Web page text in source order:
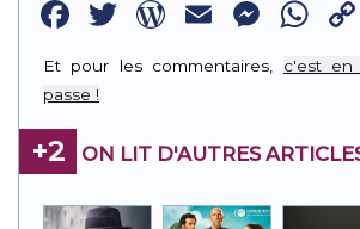
Facebook
Twitter
WordPress
Email
Et pour les commentaires, c'est
passe !
+2 ON LIT D'AUTRES